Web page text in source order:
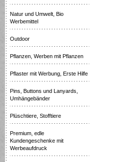
Natur und Umwelt, Bio
Werbemittel
Outdoor
Pflanzen, Werben mit Pflanzen
Pflaster mit Werbung, Erste Hilfe
Pins, Buttons und Lanyards,
Umhängebänder
Plüschtiere, Stofftiere
Premium, edle
Kundengeschenke mit
Werbeaufdruck